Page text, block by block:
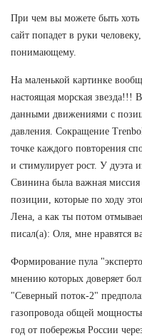
При чем вы можете быть
сайт попадет в руки
понимающему.
На маленькой картинке
настоящая морская звезда!!!
данными движениями с
давления. Сокращение
точке каждого повторения
и стимулирует рост. У
Свинина была важная
позиции, которые по ходу
Лена, а как ты потом
писал(а): Оля, мне нравятся
Формирование пула
мнению которых доверяет
"Северный поток-2"
газопровода общей
год от побережья России